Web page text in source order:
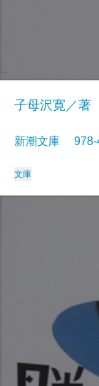
子母沢寛／著
新潮文庫
文庫